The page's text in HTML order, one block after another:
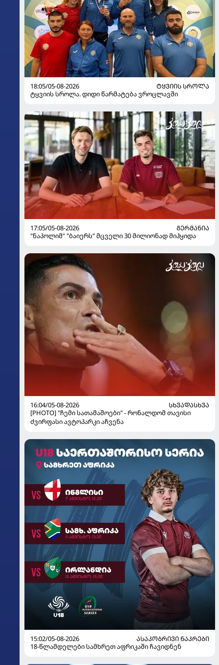
18:05/05-08-2026
ᲢᲧᲕᲘᲘᲡ ᲡᲠᲝᲚᲐ
ტყვიის სროლა. დიდი წარმატება ვროცლავში
17:05/05-08-2026
ᲒᲔᲠᲛᲐᲜᲘᲐ
"ნაპოლიმ" "ბაიერს" მცველი 30 მილიონად მიჰყიდა
16:04/05-08-2026
ᲡᲮᲕᲐᲓᲐᲡᲮᲕᲐ
[PHOTO] "ჩემი სათამაშოები" - რონალდომ თავისი
ძვირფასი ავტოპარკი აჩვენა
15:02/05-08-2026
ᲐᲡᲐᲙᲝᲑᲠᲘᲕᲘ ᲜᲐᲙᲠᲔᲑᲘ
18-წლამდელები სამხრეთ აფრიკაში ჩავიდნენ